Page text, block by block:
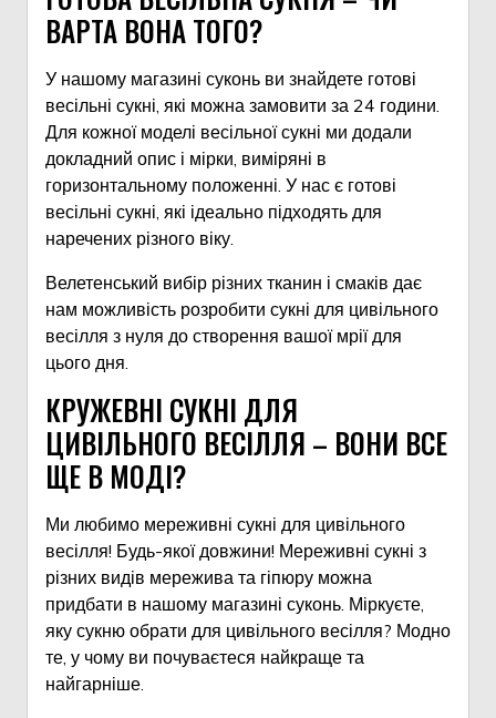
ВАРТА ВОНА ТОГО?
У нашому магазині суконь ви знайдете готові
весільні сукні, які можна замовити за 24 години.
Для кожної моделі весільної сукні ми додали
докладний опис і мірки, виміряні в
горизонтальному положенні. У нас є готові
весільні сукні, які ідеально підходять для
наречених різного віку.
Велетенський вибір різних тканин і смаків дає
нам можливість розробити сукні для цивільного
весілля з нуля до створення вашої мрії для
цього дня.
КРУЖЕВНІ СУКНІ ДЛЯ
ЦИВІЛЬНОГО ВЕСІЛЛЯ – ВОНИ ВСЕ
ЩЕ В МОДІ?
Ми любимо мереживні сукні для цивільного
весілля! Будь-якої довжини! Мереживні сукні з
різних видів мережива та гіпюру можна
придбати в нашому магазині суконь. Міркуєте,
яку сукню обрати для цивільного весілля? Модно
те, у чому ви почуваєтеся найкраще та
найгарніше.